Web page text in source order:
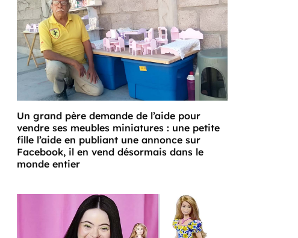
Un grand père demande de l’aide pour
vendre ses meubles miniatures : une petite
fille l’aide en publiant une annonce sur
Facebook, il en vend désormais dans le
monde entier